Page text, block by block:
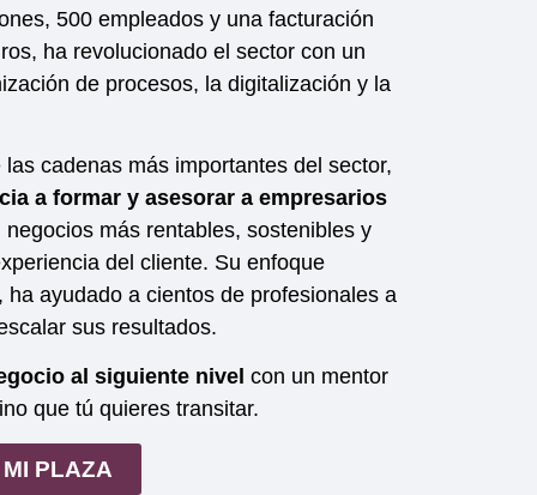
500 empleados y una facturación
ha revolucionado el sector con un
de procesos, la digitalización y la
cadenas más importantes del sector,
a formar y asesorar a empresarios
más rentables, sostenibles y
del cliente. Su enfoque
ayudado a cientos de profesionales a
sus resultados.
al siguiente nivel con un mentor
que tú quieres transitar.
PLAZA